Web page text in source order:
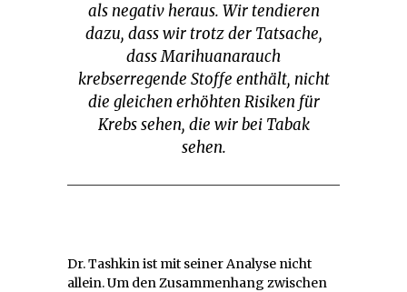
als negativ heraus. Wir tendieren
dazu, dass wir trotz der Tatsache,
dass Marihuanarauch
krebserregende Stoffe enthält, nicht
die gleichen erhöhten Risiken für
Krebs sehen, die wir bei Tabak
sehen.
Dr. Tashkin ist mit seiner Analyse nicht
allein. Um den Zusammenhang zwischen